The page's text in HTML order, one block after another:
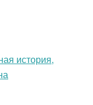
история,